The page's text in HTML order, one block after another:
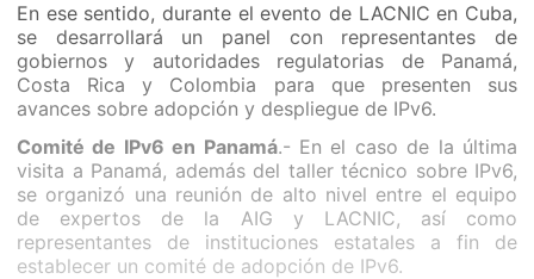
En ese sentido, durante el evento de LACNIC en Cuba,
se desarrollará un panel con representantes de
gobiernos y autoridades regulatorias de Panamá,
Costa Rica y Colombia para que presenten sus
avances sobre adopción y despliegue de IPv6.
Comité de IPv6 en Panamá.- En el caso de la última
visita a Panamá, además del taller técnico sobre IPv6,
se organizó una reunión de alto nivel entre el equipo
de expertos de la AIG y LACNIC, así como
representantes de instituciones estatales a fin de
establecer un comité de adopción de IPv6.